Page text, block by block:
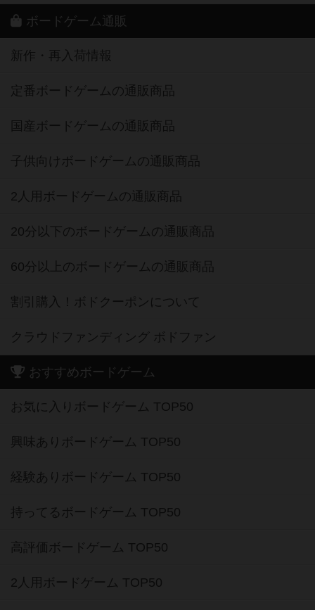
ボードゲーム通販
新作・再入荷情報
定番ボードゲームの通販商品
国産ボードゲームの通販商品
子供向けボードゲームの通販商品
2人用ボードゲームの通販商品
20分以下のボードゲームの通販商品
60分以上のボードゲームの通販商品
割引購入！ボドクーポンについて
クラウドファンディング ボドファン
おすすめボードゲーム
お気に入りボードゲーム TOP50
興味ありボードゲーム TOP50
経験ありボードゲーム TOP50
持ってるボードゲーム TOP50
高評価ボードゲーム TOP50
2人用ボードゲーム TOP50